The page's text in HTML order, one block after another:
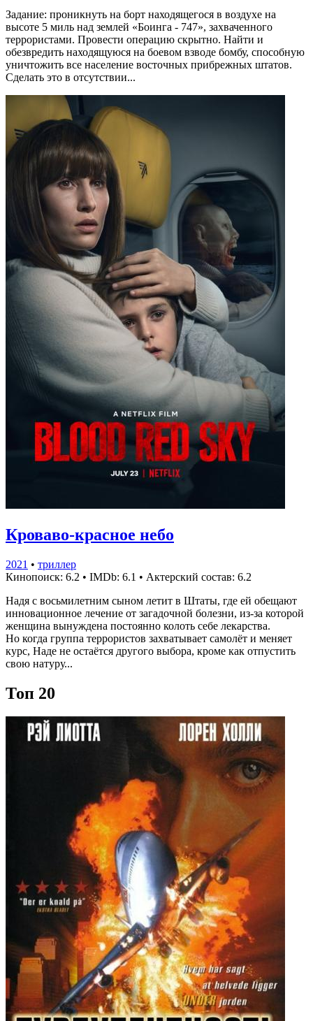
Задание: проникнуть на борт находящегося в воздухе на
высоте 5 миль над землей «Боинга - 747», захваченного
террористами. Провести операцию скрытно. Найти и
обезвредить находящуюся на боевом взводе бомбу, способную
уничтожить все население восточных прибрежных штатов.
Сделать это в отсутствии...
Кроваво-красное небо
2021 • триллер
Кинопоиск: 6.2 • IMDb: 6.1 • Актерский состав: 6.2
Надя с восьмилетним сыном летит в Штаты, где ей обещают
инновационное лечение от загадочной болезни, из-за которой
женщина вынуждена постоянно колоть себе лекарства.
Но когда группа террористов захватывает самолёт и меняет
курс, Наде не остаётся другого выбора, кроме как отпустить
свою натуру...
Топ 20